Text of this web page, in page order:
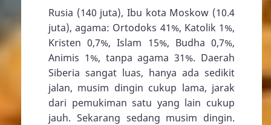
Rusia (140 juta), Ibu kota Moskow (10.4
juta), agama: Ortodoks 41%, Katolik 1%,
Kristen 0,7%, Islam 15%, Budha 0,7%,
Animis 1%, tanpa agama 31%. Daerah
Siberia sangat luas, hanya ada sedikit
jalan, musim dingin cukup lama, jarak
dari pemukiman satu yang lain cukup
jauh. Sekarang sedang musim dingin.